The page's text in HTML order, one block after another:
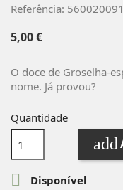
Referência:
5,00 €
O doce de Groselha-
nome. Já provou?
Quantidade
add
 Disponível